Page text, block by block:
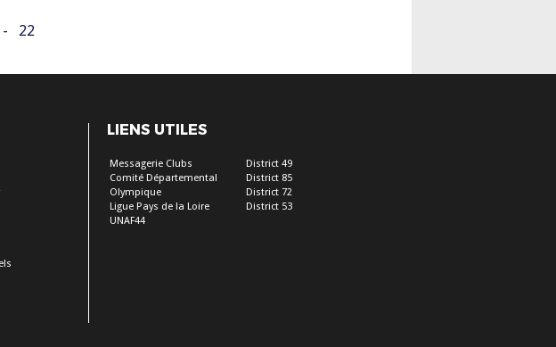
- 22
LIENS UTILES
Messagerie Clubs
Comité Départemental
Olympique
Ligue Pays de la Loire
UNAF44
District 49
District 85
District 72
District 53